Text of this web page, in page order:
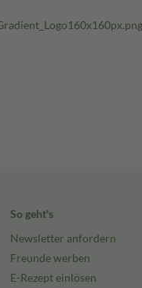
So geht's
Newsletter anfordern
Freunde werben
E-Rezept einlösen